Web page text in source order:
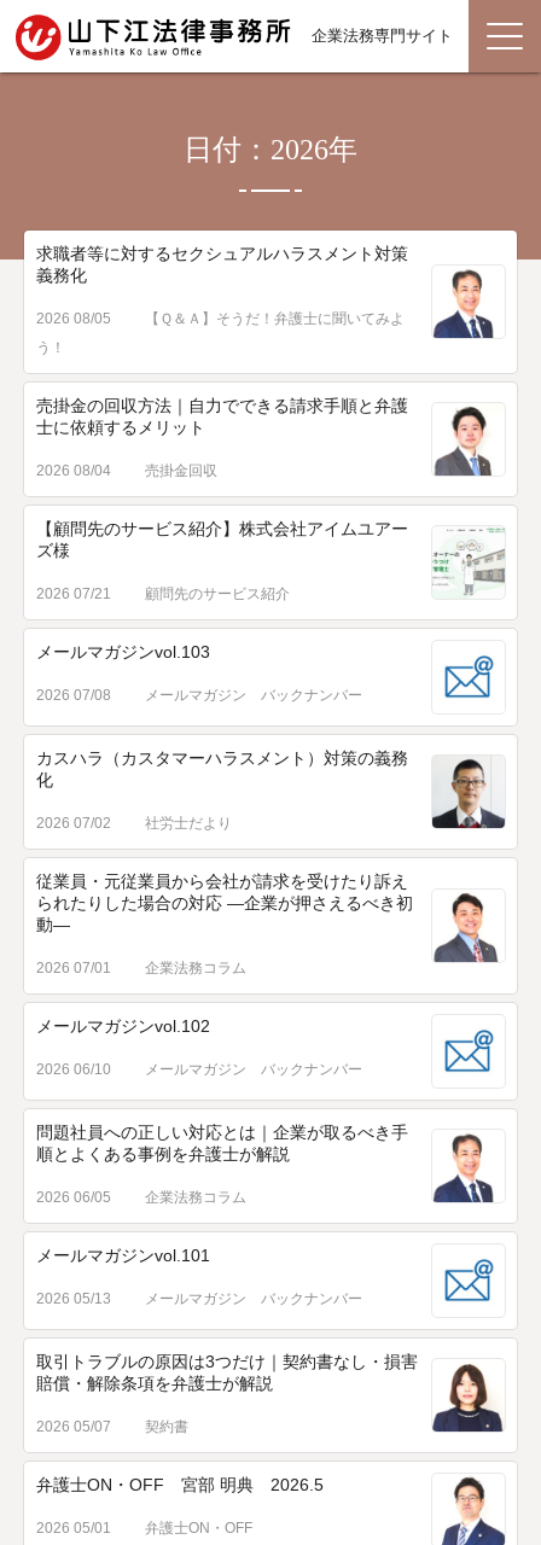
企業法務専門サイト
日付：2026年
求職者等に対するセクシュアルハラスメント対策
義務化
2026 08/05
【Ｑ＆Ａ】そうだ！弁護士に聞いてみよ
う！
売掛金の回収方法｜自力でできる請求手順と弁護
士に依頼するメリット
2026 08/04 売掛金回収
【顧問先のサービス紹介】株式会社アイムユアー
ズ様
2026 07/21 顧問先のサービス紹介
メールマガジンvol.103
2026 07/08 メールマガジン バックナンバー
カスハラ（カスタマーハラスメント）対策の義務
化
2026 07/02 社労士だより
従業員・元従業員から会社が請求を受けたり訴え
られたりした場合の対応 ―企業が押さえるべき初
動―
2026 07/01 企業法務コラム
メールマガジンvol.102
2026 06/10 メールマガジン バックナンバー
問題社員への正しい対応とは｜企業が取るべき手
順とよくある事例を弁護士が解説
2026 06/05 企業法務コラム
メールマガジンvol.101
2026 05/13 メールマガジン バックナンバー
取引トラブルの原因は3つだけ｜契約書なし・損害
賠償・解除条項を弁護士が解説
2026 05/07 契約書
弁護士ON・OFF 宮部 明典 2026.5
2026 05/01 弁護士ON・OFF